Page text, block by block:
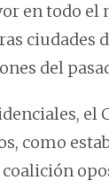
en todo el
del
como